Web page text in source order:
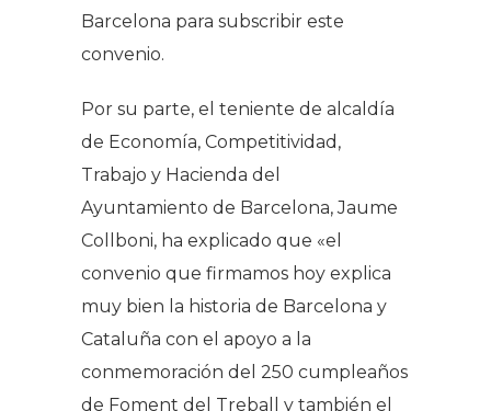
Barcelona para subscribir este
convenio.
Por su parte, el teniente de alcaldía
de Economía, Competitividad,
Trabajo y Hacienda del
Ayuntamiento de Barcelona, Jaume
Collboni, ha explicado que «el
convenio que firmamos hoy explica
muy bien la historia de Barcelona y
Cataluña con el apoyo a la
conmemoración del 250 cumpleaños
de Foment del Treball y también el